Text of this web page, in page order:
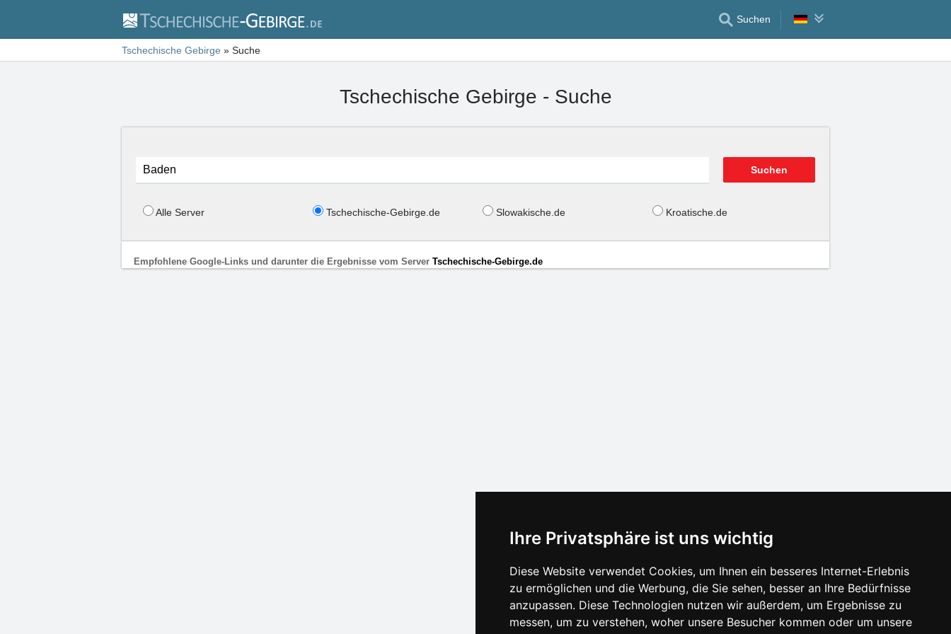
Ihre Privatsphäre ist uns wichtig
Diese Website verwendet Cookies, um Ihnen ein besseres Internet-Erlebnis
zu ermöglichen und die Werbung, die Sie sehen, besser an Ihre Bedürfnisse
anzupassen. Diese Technologien nutzen wir außerdem, um Ergebnisse zu
messen, um zu verstehen, woher unsere Besucher kommen oder um unsere
Suchen
Tschechische Gebirge » Suche
Tschechische Gebirge - Suche
Alle Server Tschechische-Gebirge.de Slowakische.de Kroatische.de
Empfohlene Google-Links und darunter die Ergebnisse vom Server Tschechische-Gebirge.de